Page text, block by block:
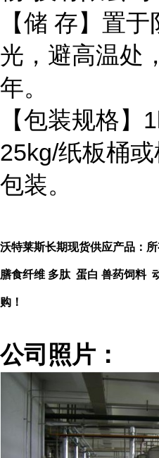
【储 存】置
光，避高温处
年。
【包装规格】
25kg/纸板桶
包装。
沃特莱斯长期现货供应产品：
膳食纤维 多肽 蛋白 兽药饲料
购！
公司照片：